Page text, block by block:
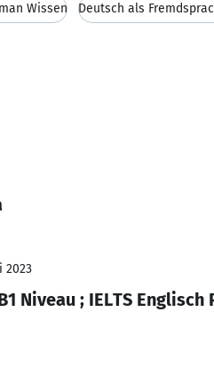
Wissen Deutsch als
2023
Niveau ; IELTS